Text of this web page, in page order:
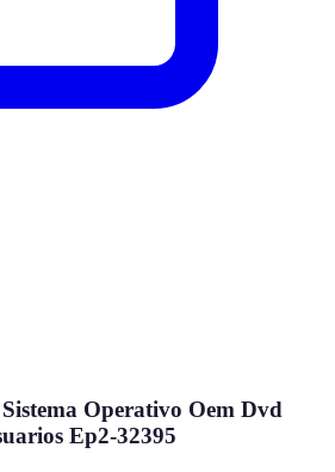
Operativo Oem Dvd
Ep2-32395